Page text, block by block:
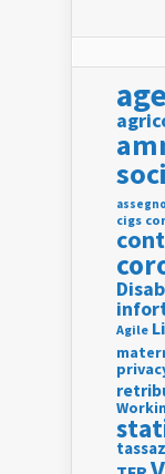
cigs
Agile